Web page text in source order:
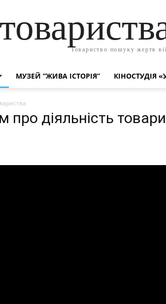
Товариство пошуку жертв
МУЗЕЙ “ЖИВА ІСТОРІЯ” КІНОСТУДІЯ
про діяльність